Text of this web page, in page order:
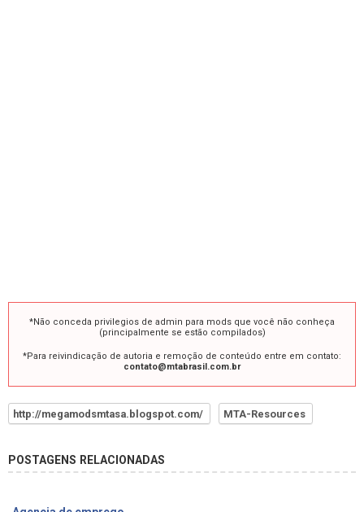
*Não conceda privilegios de admin para mods que você não conheça
(principalmente se estão compilados)
*Para reivindicação de autoria e remoção de conteúdo entre em contato:
contato@mtabrasil.com.br
http://megamodsmtasa.blogspot.com/ MTA-Resources
POSTAGENS RELACIONADAS